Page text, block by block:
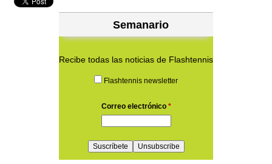
Semanario
Recibe todas las noticias de Flashtennis
Flashtennis newsletter
Correo electrónico *